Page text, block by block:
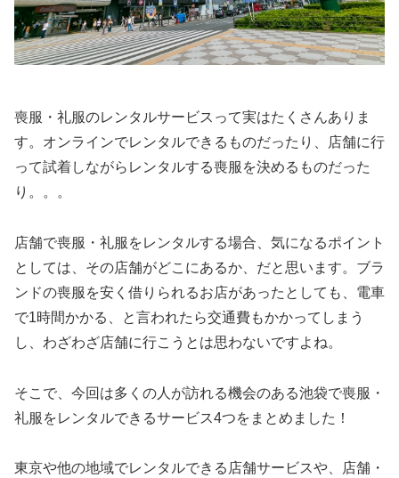
喪服・礼服のレンタルサービスって実はたくさんありま
す。オンラインでレンタルできるものだったり、店舗に行
って試着しながらレンタルする喪服を決めるものだった
り。。。
店舗で喪服・礼服をレンタルする場合、気になるポイント
としては、その店舗がどこにあるか、だと思います。ブラ
ンドの喪服を安く借りられるお店があったとしても、電車
で1時間かかる、と言われたら交通費もかかってしまう
し、わざわざ店舗に行こうとは思わないですよね。
そこで、今回は多くの人が訪れる機会のある池袋で喪服・
礼服をレンタルできるサービス4つをまとめました！
東京や他の地域でレンタルできる店舗サービスや、店舗・